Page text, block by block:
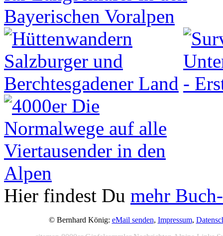
Hier findest Du mehr
© Bernhard König: eMail senden, Impressum,